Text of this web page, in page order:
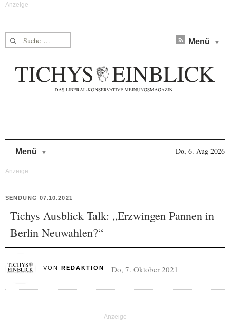
Suche nach: Menü
Menü Do, 6. Aug 2026
SENDUNG 07.10.2021
Tichys Ausblick Talk: „Erzwingen Pannen in
Berlin Neuwahlen?“
VON REDAKTION Do, 7. Oktober 2021